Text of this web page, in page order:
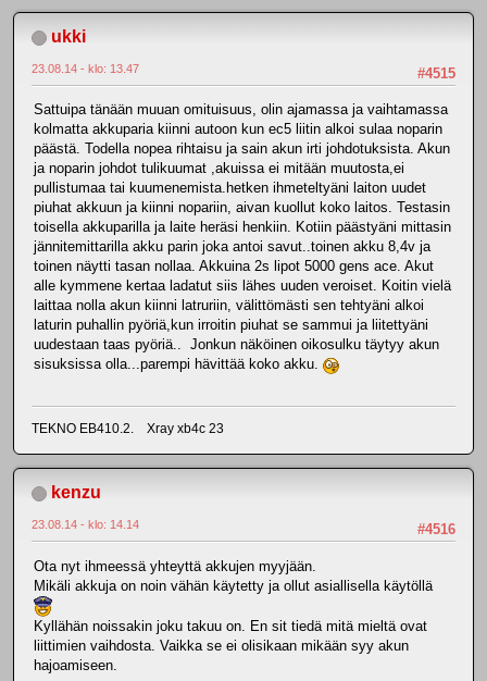
ukki
#4515
23.08.14 - klo: 13.47
Sattuipa tänään muuan omituisuus, olin ajamassa ja vaihtamassa
kolmatta akkuparia kiinni autoon kun ec5 liitin alkoi sulaa noparin
päästä. Todella nopea rihtaisu ja sain akun irti johdotuksista. Akun
ja noparin johdot tulikuumat ,akuissa ei mitään muutosta,ei
pullistumaa tai kuumenemista.hetken ihmeteltyäni laiton uudet
piuhat akkuun ja kiinni nopariin, aivan kuollut koko laitos. Testasin
toisella akkuparilla ja laite heräsi henkiin. Kotiin päästyäni mittasin
jännitemittarilla akku parin joka antoi savut..toinen akku 8,4v ja
toinen näytti tasan nollaa. Akkuina 2s lipot 5000 gens ace. Akut
alle kymmene kertaa ladatut siis lähes uuden veroiset. Koitin vielä
laittaa nolla akun kiinni latruriin, välittömästi sen tehtyäni alkoi
laturin puhallin pyöriä,kun irroitin piuhat se sammui ja liitettyäni
uudestaan taas pyöriä.. Jonkun näköinen oikosulku täytyy akun
sisuksissa olla...parempi hävittää koko akku.
TEKNO EB410.2. Xray xb4c 23
kenzu
#4516
23.08.14 - klo: 14.14
Ota nyt ihmeessä yhteyttä akkujen myyjään.
Mikäli akkuja on noin vähän käytetty ja ollut asiallisella käytöllä
Kyllähän noissakin joku takuu on. En sit tiedä mitä mieltä ovat
liittimien vaihdosta. Vaikka se ei olisikaan mikään syy akun
hajoamiseen.